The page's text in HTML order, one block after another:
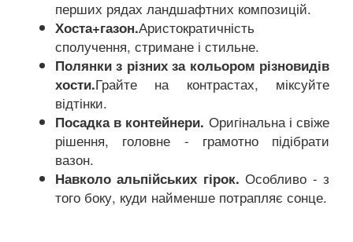
перших рядах ландшафтних композицій.
Хоста+газон.Аристократичність
сполучення, стримане і стильне.
Полянки з різних за кольором різновидів
хости.Грайте на контрастах, міксуйте
відтінки.
Посадка в контейнери. Оригінальна і свіже
рішення, головне - грамотно підібрати
вазон.
Навколо альпійських гірок.Особливо - з
того боку, куди найменше потрапляє сонце.